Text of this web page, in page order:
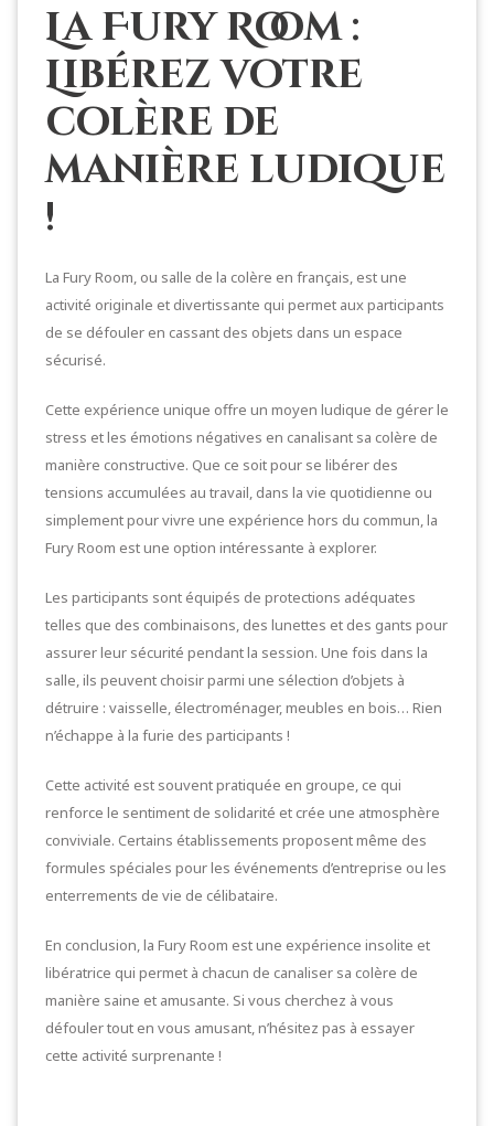
La Fury Room :
Libérez votre
colère de
manière ludique
!
La Fury Room, ou salle de la colère en français, est une
activité originale et divertissante qui permet aux participants
de se défouler en cassant des objets dans un espace
sécurisé.
Cette expérience unique offre un moyen ludique de gérer le
stress et les émotions négatives en canalisant sa colère de
manière constructive. Que ce soit pour se libérer des
tensions accumulées au travail, dans la vie quotidienne ou
simplement pour vivre une expérience hors du commun, la
Fury Room est une option intéressante à explorer.
Les participants sont équipés de protections adéquates
telles que des combinaisons, des lunettes et des gants pour
assurer leur sécurité pendant la session. Une fois dans la
salle, ils peuvent choisir parmi une sélection d’objets à
détruire : vaisselle, électroménager, meubles en bois… Rien
n’échappe à la furie des participants !
Cette activité est souvent pratiquée en groupe, ce qui
renforce le sentiment de solidarité et crée une atmosphère
conviviale. Certains établissements proposent même des
formules spéciales pour les événements d’entreprise ou les
enterrements de vie de célibataire.
En conclusion, la Fury Room est une expérience insolite et
libératrice qui permet à chacun de canaliser sa colère de
manière saine et amusante. Si vous cherchez à vous
défouler tout en vous amusant, n’hésitez pas à essayer
cette activité surprenante !